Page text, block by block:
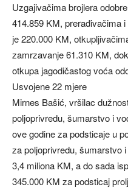
Uzgajivačima brojlera
414.859 KM, prerađivačima
je 220.000 KM,
zamrzavanje 61.310 KM,
otkupa jagodičastog voća
Usvojene 22 mjere
Mirnes Bašić, vršilac
poljoprivredu, šumarstvo i
ove godine za podsticaje u
za poljoprivredu, šumarstvo
3,4 miliona KM, a do sada
345.000 KM za podsticaj